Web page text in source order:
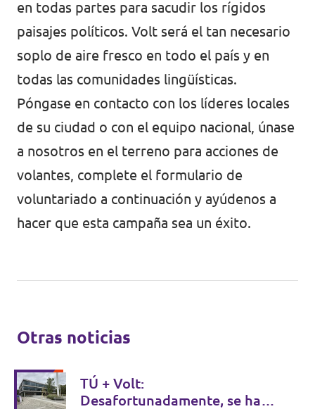
en todas partes para sacudir los rígidos
paisajes políticos. Volt será el tan necesario
soplo de aire fresco en todo el país y en
todas las comunidades lingüísticas.
Póngase en contacto con los líderes locales
de su ciudad o con el equipo nacional, únase
a nosotros en el terreno para acciones de
volantes, complete el formulario de
voluntariado a continuación y ayúdenos a
hacer que esta campaña sea un éxito.
Otras noticias
TÚ + Volt:
Desafortunadamente, se ha